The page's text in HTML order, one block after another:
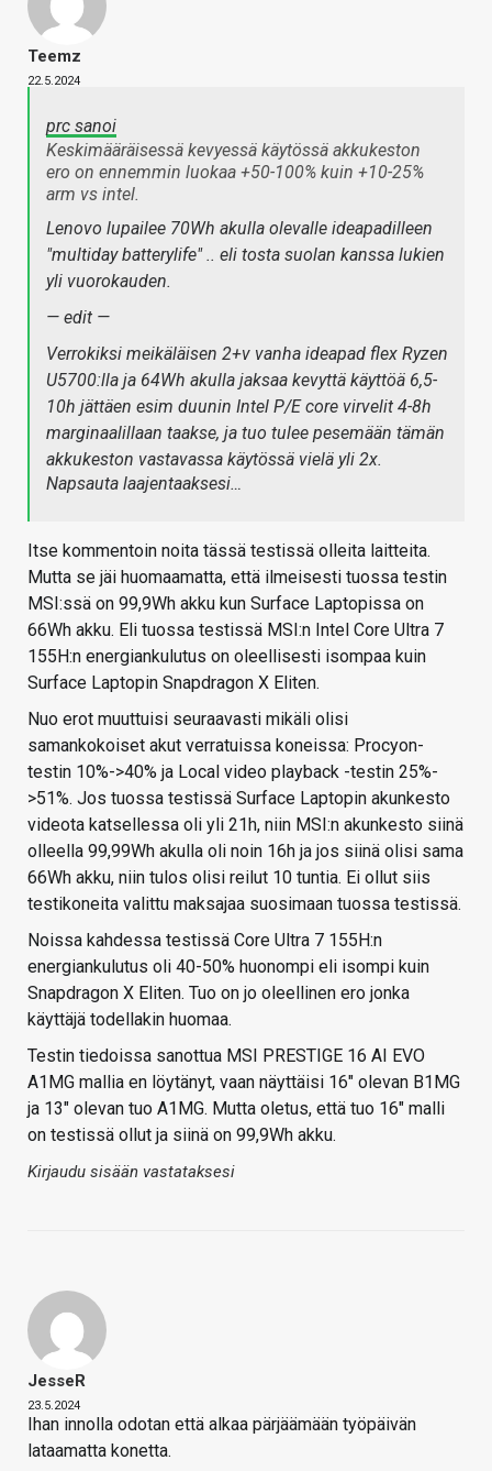
Teemz
22.5.2024
prc sanoi
Keskimääräisessä kevyessä käytössä akkukeston
ero on ennemmin luokaa +50-100% kuin +10-25%
arm vs intel.
Lenovo lupailee 70Wh akulla olevalle ideapadilleen
"multiday batterylife" .. eli tosta suolan kanssa lukien
yli vuorokauden.
— edit —
Verrokiksi meikäläisen 2+v vanha ideapad flex Ryzen
U5700:lla ja 64Wh akulla jaksaa kevyttä käyttöä 6,5-
10h jättäen esim duunin Intel P/E core virvelit 4-8h
marginaalillaan taakse, ja tuo tulee pesemään tämän
akkukeston vastavassa käytössä vielä yli 2x.
Napsauta laajentaaksesi…
Itse kommentoin noita tässä testissä olleita laitteita.
Mutta se jäi huomaamatta, että ilmeisesti tuossa testin
MSI:ssä on 99,9Wh akku kun Surface Laptopissa on
66Wh akku. Eli tuossa testissä MSI:n Intel Core Ultra 7
155H:n energiankulutus on oleellisesti isompaa kuin
Surface Laptopin Snapdragon X Eliten.
Nuo erot muuttuisi seuraavasti mikäli olisi
samankokoiset akut verratuissa koneissa: Procyon-
testin 10%->40% ja Local video playback -testin 25%-
>51%. Jos tuossa testissä Surface Laptopin akunkesto
videota katsellessa oli yli 21h, niin MSI:n akunkesto siinä
olleella 99,99Wh akulla oli noin 16h ja jos siinä olisi sama
66Wh akku, niin tulos olisi reilut 10 tuntia. Ei ollut siis
testikoneita valittu maksajaa suosimaan tuossa testissä.
Noissa kahdessa testissä Core Ultra 7 155H:n
energiankulutus oli 40-50% huonompi eli isompi kuin
Snapdragon X Eliten. Tuo on jo oleellinen ero jonka
käyttäjä todellakin huomaa.
Testin tiedoissa sanottua MSI PRESTIGE 16 AI EVO
A1MG mallia en löytänyt, vaan näyttäisi 16" olevan B1MG
ja 13" olevan tuo A1MG. Mutta oletus, että tuo 16" malli
on testissä ollut ja siinä on 99,9Wh akku.
Kirjaudu sisään vastataksesi
JesseR
23.5.2024
Ihan innolla odotan että alkaa pärjäämään työpäivän
lataamatta konetta.